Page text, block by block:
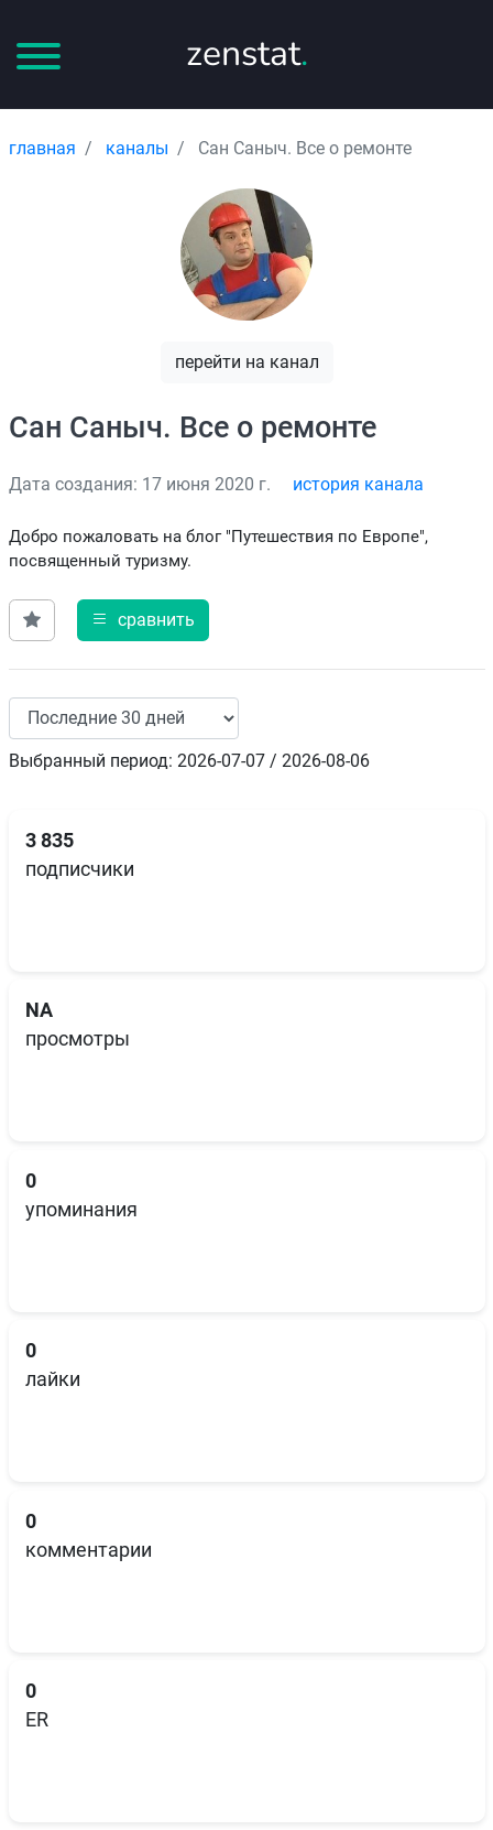
zenstat.
главная каналы Сан Саныч. Все о ремонте
перейти на канал
Сан Саныч. Все о ремонте
Дата создания: 17 июня 2020 г. история канала
Добро пожаловать на блог "Путешествия по Европе",
посвященный туризму.
сравнить
Выбранный период: 2026-07-07 / 2026-08-06
3 835
подписчики
NA
просмотры
0
упоминания
0
лайки
0
комментарии
0
ER